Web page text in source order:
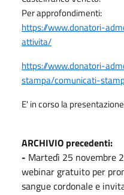
Per approfondimenti:
https://www.donatori-
attivita/
https://www.donatori-
stampa/comunicati-
E' in corso la
ARCHIVIO precedenti:
- Martedì 25 novembre
webinar gratuito per
sangue cordonale e